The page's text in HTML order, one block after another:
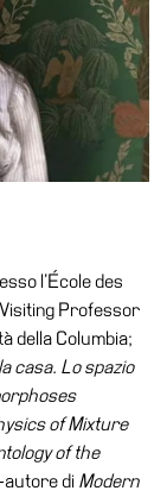
l’École des
Professor
della Columbia;
casa. Lo spazio
of Mixture
of the
autore di Modern